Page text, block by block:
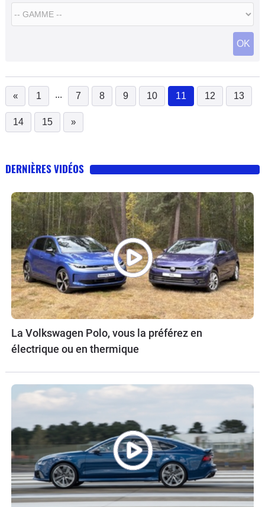
OK
« 1 ... 7 8 9 10 11
(current)
12 13
14 15 »
DERNIÈRES VIDÉOS
La Volkswagen Polo, vous la préférez en
électrique ou en thermique